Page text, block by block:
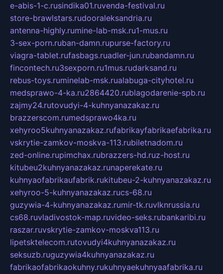
e-abis-1-c.rusindika01.ruvenda-festival.ru
store-brawlstars.rudooraleksandria.ru
antenna-highly.rumine-lab-msk.ru1-mus.ru
3-sex-porn.ruban-damn.rupurse-factory.ru
viagra-tablet.rufasbags.ruadler-jun.rubandamn.ru
fincontech.ru3sexporn.ru1mus.rudarksand.ru
rebus-toys.ruminelab-msk.rualabuga-cityhotel.ru
medsprawo-4-ka.ru2864420.rublagodarenie-spb.ru
zajmy24.rutovudyi-4-kuhnyanazakaz.ru
brazzerscom.rumedsprawo4ka.ru
xehyroo5kuhnyanazakaz.rufabrikayfabrikaefabrika.ru
vskrytie-zamkov-moskva-113.rubiletnadom.ru
zed-online.rupimchax.rubrazzers-hd.ruz-host.ru
kitubeu2kuhnyanazakaz.runaperekate.ru
kuhnyaofabrikaufabrik.rukitubeu-2-kuhnyanazakaz.ru
xehyroo-5-kuhnyanazakaz.rucs-68.ru
guzywia-4-kuhnyanazakaz.rumir-tk.ruvlknrussia.ru
cs68.ruvladivostok-map.ruvideo-seks.rubankaribi.ru
raszar.ruvskrytie-zamkov-moskva113.ru
lipetsktelecom.rutovudyi4kuhnyanazakaz.ru
seksuzb.ruguzywia4kuhnyanazakaz.ru
fabrikaofabrikaokuhny.rukuhnyaekuhnyaafabrika.ru